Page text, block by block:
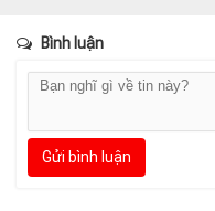
Bình luận
Gửi bình luận